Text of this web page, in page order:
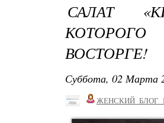
САЛАТ
ВОСТОРГЕ!
Суббота, 02 Марта